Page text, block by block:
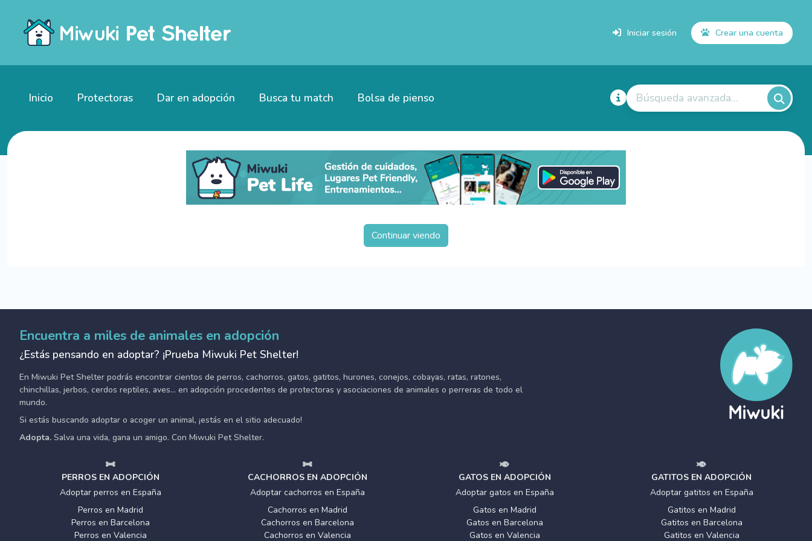
Iniciar sesión Crear una cuenta
Inicio Protectoras Dar en adopción Busca tu match Bolsa de pienso Búsqueda avanzada...
Continuar viendo
Encuentra a miles de animales en adopción
¿Estás pensando en adoptar? ¡Prueba Miwuki Pet Shelter!
En Miwuki Pet Shelter podrás encontrar cientos de perros, cachorros, gatos, gatitos, hurones, conejos, cobayas, ratas, ratones,
chinchillas, jerbos, cerdos reptiles, aves... en adopción procedentes de protectoras y asociaciones de animales o perreras de todo el
mundo.
Si estás buscando adoptar o acoger un animal, ¡estás en el sitio adecuado!
Adopta. Salva una vida, gana un amigo. Con Miwuki Pet Shelter.
PERROS EN ADOPCIÓN
Adoptar perros en España
Perros en Madrid
Perros en Barcelona
Perros en Valencia
CACHORROS EN ADOPCIÓN
Adoptar cachorros en España
Cachorros en Madrid
Cachorros en Barcelona
Cachorros en Valencia
GATOS EN ADOPCIÓN
Adoptar gatos en España
Gatos en Madrid
Gatos en Barcelona
Gatos en Valencia
GATITOS EN ADOPCIÓN
Adoptar gatitos en España
Gatitos en Madrid
Gatitos en Barcelona
Gatitos en Valencia